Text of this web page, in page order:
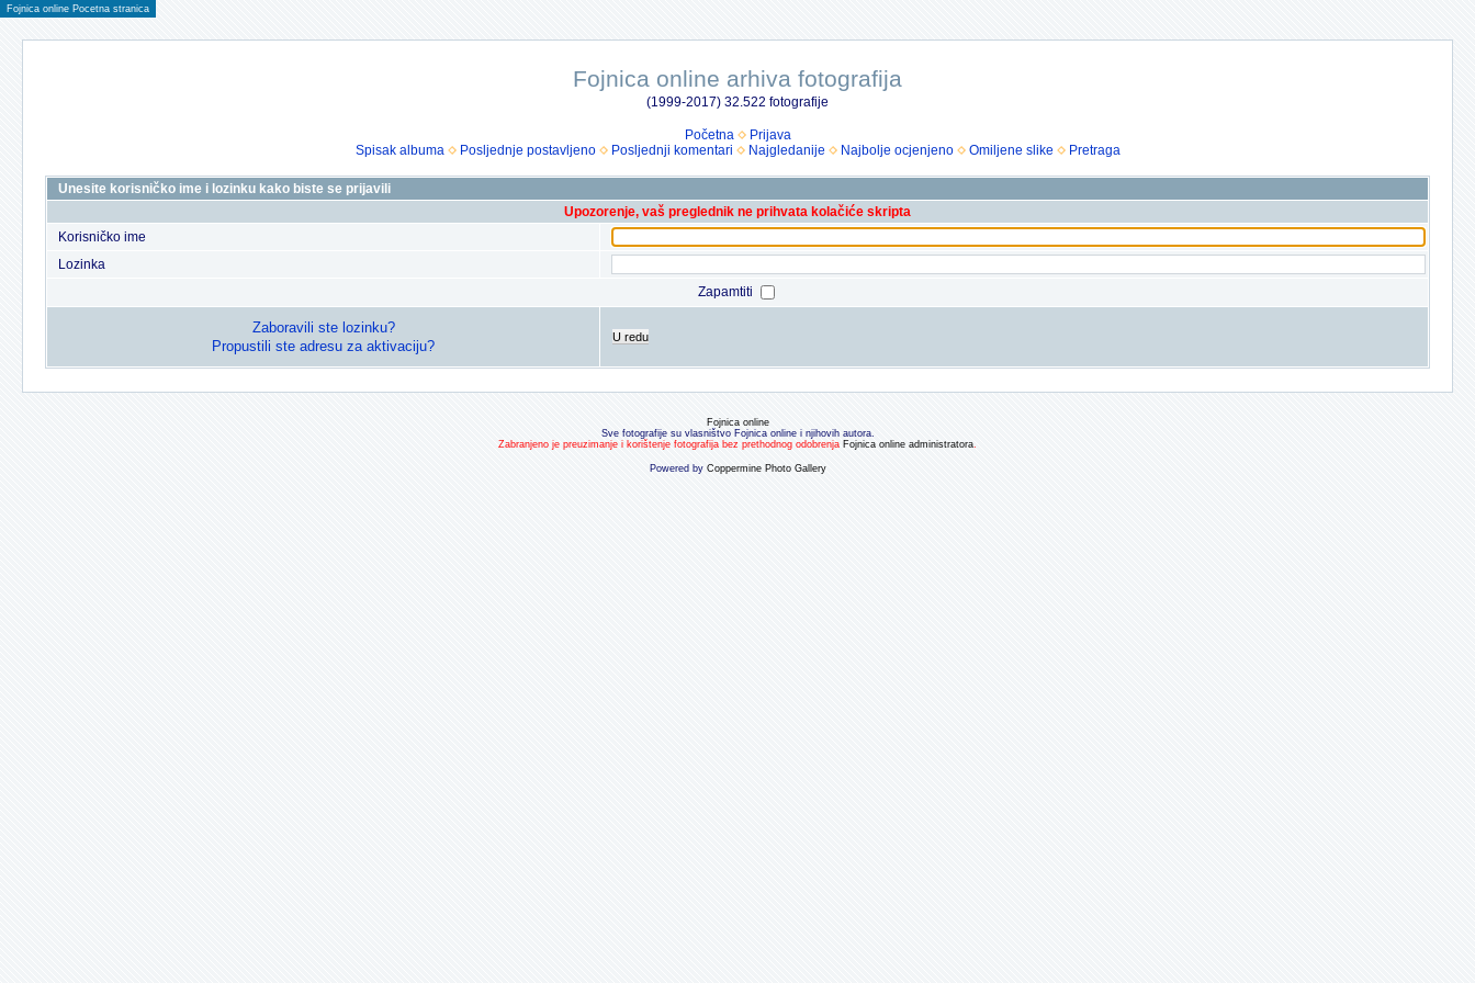
Fojnica online Pocetna stranica
Fojnica online arhiva fotografija
(1999-2017) 32.522 fotografije
Početna
Prijava
Spisak albuma
Posljednje postavljeno Posljednji komentari Najgledanije Najbolje ocjenjeno Omiljene slike Pretraga
Unesite korisničko ime i lozinku kako biste se prijavili
Upozorenje, vaš preglednik ne prihvata kolačiće skripta
Korisničko ime
Lozinka
Zapamtiti
Zaboravili ste lozinku?
Propustili ste adresu za aktivaciju?
U redu
Fojnica online
Sve fotografije su vlasništvo Fojnica online i njihovih autora.
Zabranjeno je preuzimanje i korištenje fotografija bez prethodnog odobrenja Fojnica online administratora.
Powered by Coppermine Photo Gallery